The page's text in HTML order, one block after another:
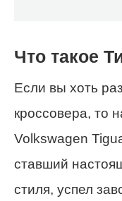
Что такое
Если вы хоть
кроссовера, то
Volkswagen
ставший
стиля, успел